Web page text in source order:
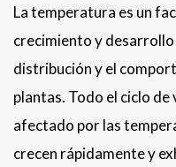
La temperatura es un
crecimiento y
distribución y el
plantas. Todo el ciclo de
afectado por las
crecen rápidamente y